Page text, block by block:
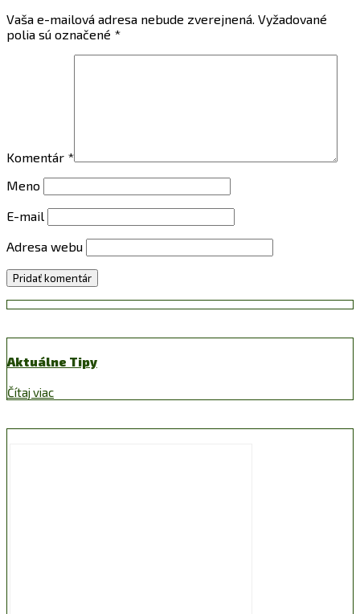
Vaša e-mailová adresa nebude zverejnená. Vyžadované
polia sú označené *
Komentár *
Meno
E-mail
Adresa webu
Aktuálne Tipy
Čítaj viac